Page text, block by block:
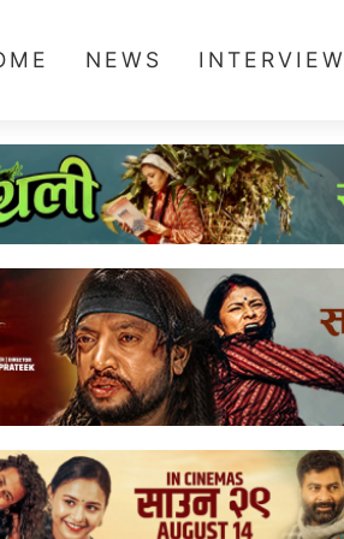
NEWS INTERVIEW